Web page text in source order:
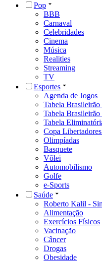
Pop
BBB
Carnaval
Celebridades
Cinema
Música
Realities
Streaming
TV
Esportes
Agenda de Jogos
Tabela Brasileirão
Tabela Brasileirão
Tabela
Copa
Olimpíadas
Basquete
Vôlei
Automobilismo
Golfe
e-Sports
Saúde
Roberto Kalil -
Alimentação
Exercícios Físicos
Vacinação
Câncer
Drogas
Obesidade